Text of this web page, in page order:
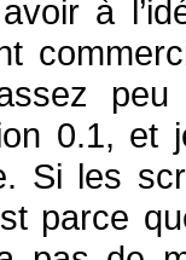
à
0.1, et
Si les
parce